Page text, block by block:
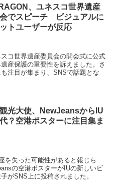
、ユネスコ世界遺産
でスピーチ ビジュアルに
トユーザーが反応
コ世界遺産委員会の開会式に公式
産保護の重要性を訴えました。さ
注目が集まり、SNSで話題とな
光大使、NewJeansからIU
？空港ポスターに注目集ま
を失った可能性があると報じら
の空港ポスターがIUの新しいビ
がSNS上に投稿されました。